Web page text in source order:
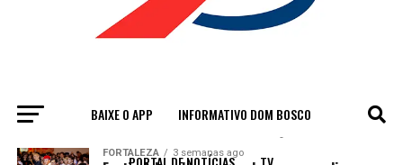
BAIXE O APP INFORMATIVO DOM BOSCO
All posts tagged "PREMIAÇÃO"
FORTALEZA 3 semanas ago